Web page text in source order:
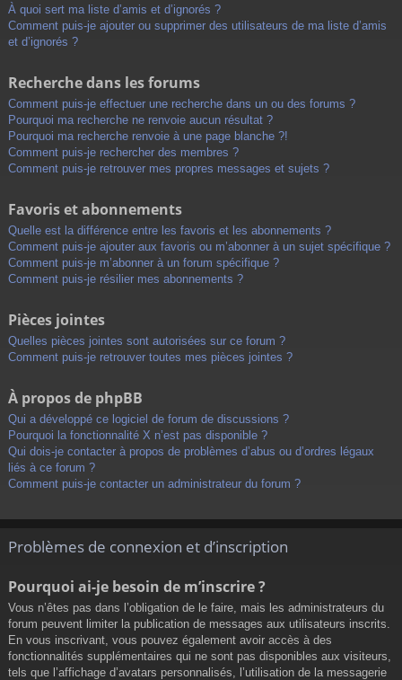
À quoi sert ma liste d’amis et d’ignorés ?
Comment puis-je ajouter ou supprimer des utilisateurs de ma liste d’amis
et d’ignorés ?
Recherche dans les forums
Comment puis-je effectuer une recherche dans un ou des forums ?
Pourquoi ma recherche ne renvoie aucun résultat ?
Pourquoi ma recherche renvoie à une page blanche ?!
Comment puis-je rechercher des membres ?
Comment puis-je retrouver mes propres messages et sujets ?
Favoris et abonnements
Quelle est la différence entre les favoris et les abonnements ?
Comment puis-je ajouter aux favoris ou m’abonner à un sujet spécifique ?
Comment puis-je m’abonner à un forum spécifique ?
Comment puis-je résilier mes abonnements ?
Pièces jointes
Quelles pièces jointes sont autorisées sur ce forum ?
Comment puis-je retrouver toutes mes pièces jointes ?
À propos de phpBB
Qui a développé ce logiciel de forum de discussions ?
Pourquoi la fonctionnalité X n’est pas disponible ?
Qui dois-je contacter à propos de problèmes d’abus ou d’ordres légaux
liés à ce forum ?
Comment puis-je contacter un administrateur du forum ?
Problèmes de connexion et d’inscription
Pourquoi ai-je besoin de m’inscrire ?
Vous n’êtes pas dans l’obligation de le faire, mais les administrateurs du
forum peuvent limiter la publication de messages aux utilisateurs inscrits.
En vous inscrivant, vous pouvez également avoir accès à des
fonctionnalités supplémentaires qui ne sont pas disponibles aux visiteurs,
tels que l’affichage d’avatars personnalisés, l’utilisation de la messagerie